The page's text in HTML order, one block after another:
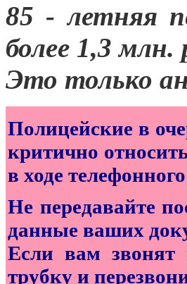
85 - летняя
более 1,3
Это только
Полицейские в
критично
в ходе
Не передавайте
данные ваших
Если вам звонят
трубку и